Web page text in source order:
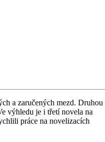
a zaručených mezd. Druhou
výhledu je i třetí novela na
práce na novelizacích